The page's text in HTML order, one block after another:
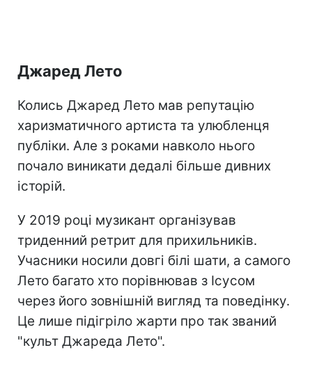
Джаред Лето
Колись Джаред Лето мав репутацію
харизматичного артиста та улюбленця
публіки. Але з роками навколо нього
почало виникати дедалі більше дивних
історій.
У 2019 році музикант організував
триденний ретрит для прихильників.
Учасники носили довгі білі шати, а самого
Лето багато хто порівнював з Ісусом
через його зовнішній вигляд та поведінку.
Це лише підігріло жарти про так званий
"культ Джареда Лето".